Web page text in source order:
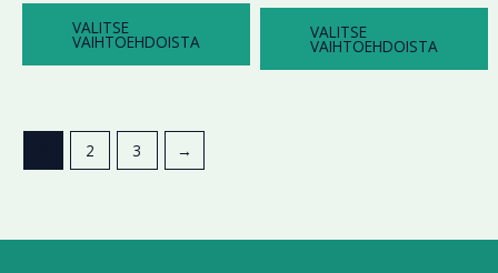
VALITSE
VAIHTOEHDOISTA VALITSE
VAIHTOEHDOISTA
sivulla.
2 3 →